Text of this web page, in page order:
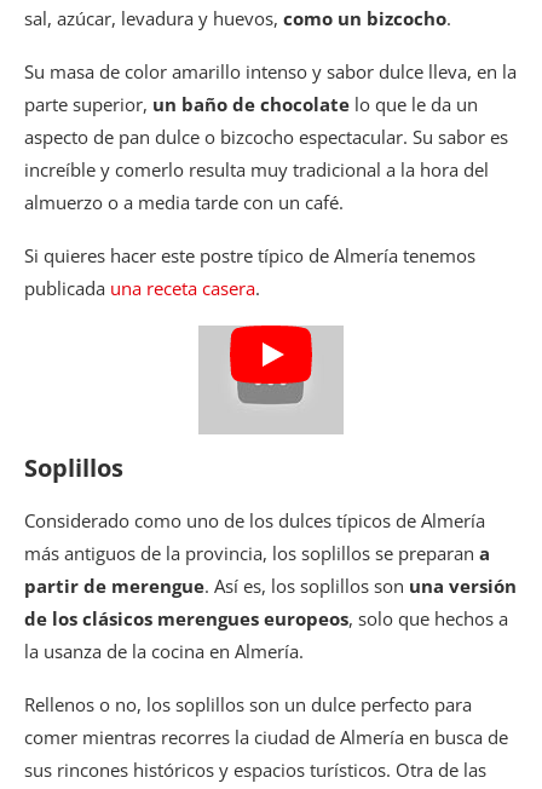
sal, azúcar, levadura y huevos, como un bizcocho.
Su masa de color amarillo intenso y sabor dulce lleva, en la
parte superior, un baño de chocolate lo que le da un
aspecto de pan dulce o bizcocho espectacular. Su sabor es
increíble y comerlo resulta muy tradicional a la hora del
almuerzo o a media tarde con un café.
Si quieres hacer este postre típico de Almería tenemos
publicada una receta casera.
Soplillos
Considerado como uno de los dulces típicos de Almería
más antiguos de la provincia, los soplillos se preparan a
partir de merengue. Así es, los soplillos son una versión
de los clásicos merengues europeos, solo que hechos a
la usanza de la cocina en Almería.
Rellenos o no, los soplillos son un dulce perfecto para
comer mientras recorres la ciudad de Almería en busca de
sus rincones históricos y espacios turísticos. Otra de las